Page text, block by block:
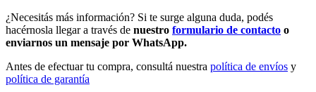
¿Necesitás más información? Si te surge alguna duda, podés
hacérnosla llegar a través de nuestro formulario de contacto o
enviarnos un mensaje por WhatsApp.
Antes de efectuar tu compra, consultá nuestra política de envíos y
política de garantía